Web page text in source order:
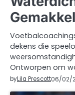
dekens die
Ontworpen om
byLila Prescott06/02/